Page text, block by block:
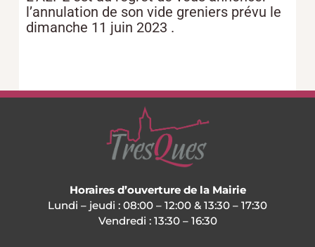
l’annulation de son vide greniers prévu le
dimanche 11 juin 2023 .
Horaires d’ouverture de la Mairie
Lundi – jeudi : 08:00 – 12:00 & 13:30 – 17:30
Vendredi : 13:30 – 16:30